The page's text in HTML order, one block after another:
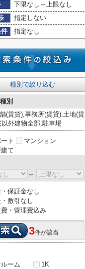
下限なし～上限なし
指定しない
指定なし
種別で絞り込む
別
(賃貸),事務所(賃貸),土地(賃
外建物全部,駐車場
ト
マンション
て
～
保証金なし
敷引なし
・管理費込み
3件が該当
ーム
1K